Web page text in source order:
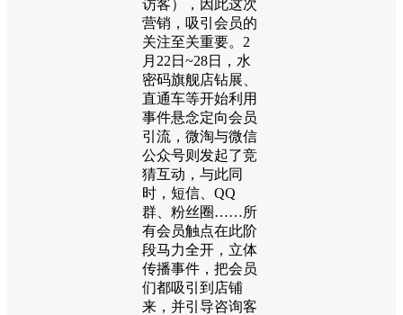
访客），因此这次
营销，吸引会员的
关注至关重要。2
月22日~28日，水
密码旗舰店钻展、
直通车等开始利用
事件悬念定向会员
引流，微淘与微信
公众号则发起了竞
猜互动，与此同
时，短信、QQ
群、粉丝圈……所
有会员触点在此阶
段马力全开，立体
传播事件，把会员
们都吸引到店铺
来，并引导咨询客